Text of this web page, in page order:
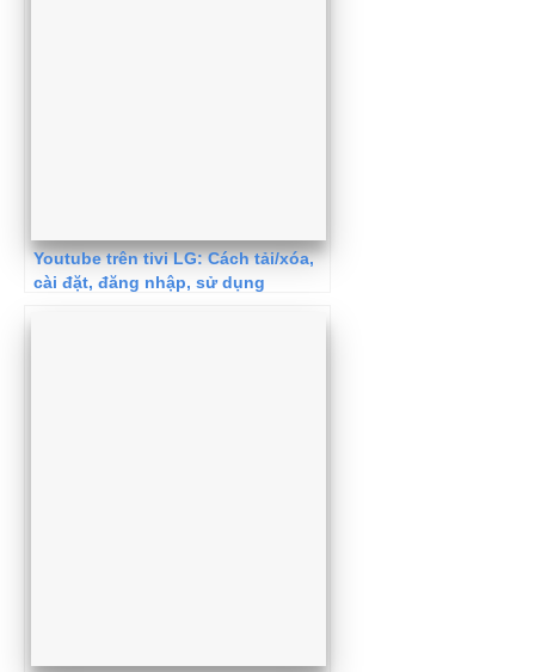
Youtube trên tivi LG: Cách tải/xóa,
cài đặt, đăng nhập, sử dụng